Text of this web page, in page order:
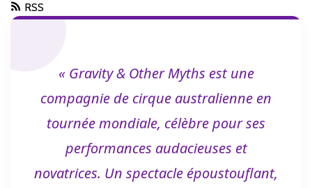
RSS
« Gravity & Other Myths est une
compagnie de cirque australienne en
tournée mondiale, célèbre pour ses
performances audacieuses et
novatrices. Un spectacle époustouflant,